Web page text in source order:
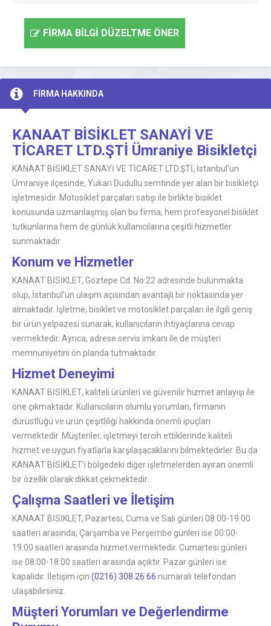
FİRMA BİLGİ DÜZELTME ÖNER
FİRMA HAKKINDA
KANAAT BİSİKLET SANAYİ VE
TİCARET LTD.ŞTİ Ümraniye Bisikletçi
KANAAT BİSİKLET SANAYİ VE TİCARET LTD.ŞTİ, İstanbul’un
Ümraniye ilçesinde, Yukarı Dudullu semtinde yer alan bir bisikletçi
işletmesidir. Motosiklet parçaları satışı ile birlikte bisiklet
konusunda uzmanlaşmış olan bu firma, hem profesyonel bisiklet
tutkunlarına hem de günlük kullanıcılarına çeşitli hizmetler
sunmaktadır.
Konum ve Hizmetler
KANAAT BİSİKLET, Göztepe Cd. No:22 adresinde bulunmakta
olup, İstanbul’un ulaşım açısından avantajlı bir noktasında yer
almaktadır. İşletme, bisiklet ve motosiklet parçaları ile ilgili geniş
bir ürün yelpazesi sunarak, kullanıcıların ihtiyaçlarına cevap
vermektedir. Ayrıca, adrese servis imkanı ile de müşteri
memnuniyetini ön planda tutmaktadır.
Hizmet Deneyimi
KANAAT BİSİKLET, kaliteli ürünleri ve güvenilir hizmet anlayışı ile
öne çıkmaktadır. Kullanıcıların olumlu yorumları, firmanın
dürüstlüğü ve ürün çeşitliliği hakkında önemli ipuçları
vermektedir. Müşteriler, işletmeyi tercih ettiklerinde kaliteli
hizmet ve uygun fiyatlarla karşılaşacaklarını bilmektedirler. Bu da
KANAAT BİSİKLET’i bölgedeki diğer işletmelerden ayıran önemli
bir özellik olarak dikkat çekmektedir.
Çalışma Saatleri ve İletişim
KANAAT BİSİKLET, Pazartesi, Cuma ve Salı günleri 08:00-19:00
saatleri arasında, Çarşamba ve Perşembe günleri ise 00:00-
19:00 saatleri arasında hizmet vermektedir. Cumartesi günleri
ise 08:00-18:00 saatleri arasında açıktır. Pazar günleri ise
kapalıdır. İletişim için (0216) 308 26 66 numaralı telefondan
ulaşabilirsiniz.
Müşteri Yorumları ve Değerlendirme